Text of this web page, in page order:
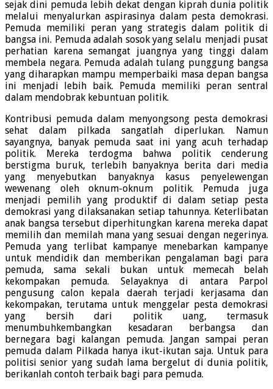
sejak dini pemuda lebih dekat dengan kiprah dunia politik
melalui menyalurkan aspirasinya dalam pesta demokrasi.
Pemuda memiliki peran yang strategis dalam politik di
bangsa ini. Pemuda adalah sosok yang selalu menjadi pusat
perhatian karena semangat juangnya yang tinggi dalam
membela negara. Pemuda adalah tulang punggung bangsa
yang diharapkan mampu memperbaiki masa depan bangsa
ini menjadi lebih baik. Pemuda memiliki peran sentral
dalam mendobrak kebuntuan politik.
Kontribusi pemuda dalam menyongsong pesta demokrasi
sehat dalam pilkada sangatlah diperlukan. Namun
sayangnya, banyak pemuda saat ini yang acuh terhadap
politik. Mereka terdogma bahwa politik cenderung
berstigma buruk, terlebih banyaknya berita dari media
yang menyebutkan banyaknya kasus penyelewengan
wewenang oleh oknum-oknum politik. Pemuda juga
menjadi pemilih yang produktif di dalam setiap pesta
demokrasi yang dilaksanakan setiap tahunnya. Keterlibatan
anak bangsa tersebut diperhitungkan karena mereka dapat
memilih dan memilah mana yang sesuai dengan negerinya.
Pemuda yang terlibat kampanye menebarkan kampanye
untuk mendidik dan memberikan pengalaman bagi para
pemuda, sama sekali bukan untuk memecah belah
kekompakan pemuda. Selayaknya di antara Parpol
pengusung calon kepala daerah terjadi kerjasama dan
kekompakan, terutama untuk menggelar pesta demokrasi
yang bersih dari politik uang, termasuk
menumbuhkembangkan kesadaran berbangsa dan
bernegara bagi kalangan pemuda. Jangan sampai peran
pemuda dalam Pilkada hanya ikut-ikutan saja. Untuk para
politisi senior yang sudah lama bergelut di dunia politik,
berikanlah contoh terbaik bagi para pemuda.